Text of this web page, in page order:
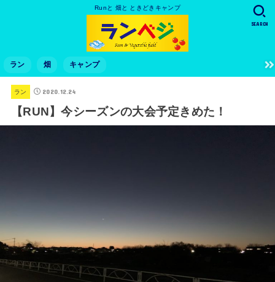
Runと 畑と ときどきキャンプ
ラン 畑 キャンプ
SEARCH
ラン 2020.12.24
【RUN】今シーズンの大会予定きめた！